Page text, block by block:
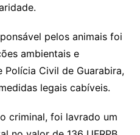
pelos animais foi
ambientais e
Civil de Guarabira,
legais cabíveis.
criminal, foi lavrado um